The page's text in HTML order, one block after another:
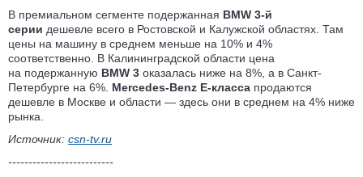
В премиальном сегменте подержанная ВMW 3-й
серии дешевле всего в Ростовской и Калужской областях. Там
цены на машину в среднем меньше на 10% и 4%
соответственно. В Калининградской области цена
на подержанную ВMW 3 оказалась ниже на 8%, а в Санкт-
Петербурге на 6%. Mercedes-Benz E-класса продаются
дешевле в Москве и области — здесь они в среднем на 4% ниже
рынка.
Источник: csn-tv.ru
--------------------------